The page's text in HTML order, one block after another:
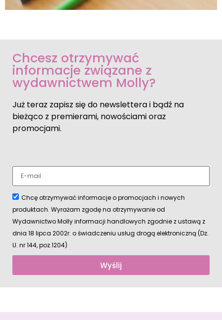
Chcesz otrzymywać
informacje związane z
wydawnictwem Molly?
Już teraz zapisz się do newslettera i bądź na
bieżąco z premierami, nowościami oraz
promocjami.
Chcę otrzymywać informacje o promocjach i nowych
produktach. Wyrażam zgodę na otrzymywanie od
Wydawnictwo Molly informacji handlowych zgodnie z ustawą z
dnia 18 lipca 2002r. o świadczeniu usług drogą elektroniczną (Dz.
U. nr 144, poz.1204)
Wyślij